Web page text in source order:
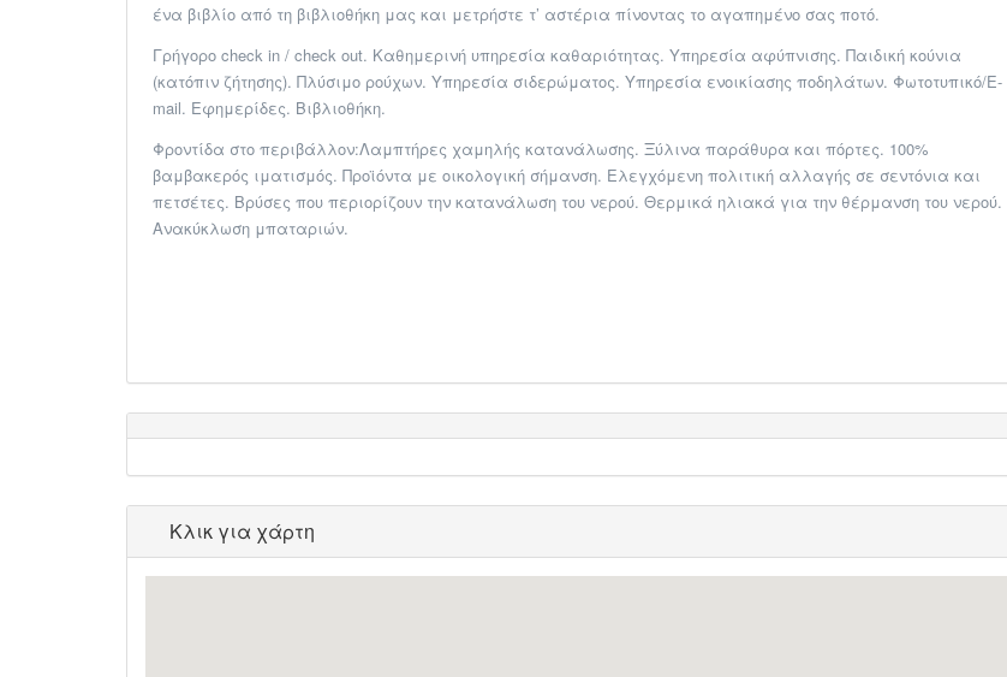
ένα βιβλίο από τη βιβλιοθήκη μας​ ​και μετρήστε τ’ αστέρια πίνοντας το αγαπημένο σας ποτό.
Γρήγορο check in / check out​. ​Καθημερινή υπηρεσία καθαριότητας​. ​Υπηρεσία αφύπνισης​. ​Παιδική κούνια
(κατόπιν ζήτησης)​. ​Πλύσιμο ρούχων​. ​Υπηρεσία σιδερώματος​. ​Υπηρεσία ενοικίασης ποδηλάτων​. ​Φωτοτυπικό/E-
mail​. ​Εφημερίδες​. ​Βιβλιοθήκη​.
​Φροντίδα στο περιβάλλον:Λαμπτήρες χαμηλής κατανάλωσης. Ξύλινα παράθυρα και πόρτες. 100%
βαμβακερός ιματισμός​. ​Προϊόντα με οικολογική σήμανση. Ελεγχόμενη πολιτική αλλαγής σε σεντόνια και
πετσέτες. Βρύσες που περιορίζουν την κατανάλωση του νερού. Θερμικά ηλιακά για την θέρμανση του νερού.
Ανακύκλωση μπαταριών. ​
Κλικ για χάρτη